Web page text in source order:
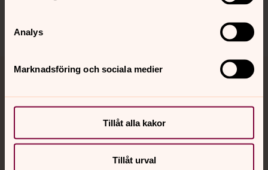
Analys
Marknadsföring och sociala medier
Tillåt alla kakor
Tillåt urval
Akut samtals- och krisstöd. Prata eller chatta anonymt
med en präst på kvällar och nätter.